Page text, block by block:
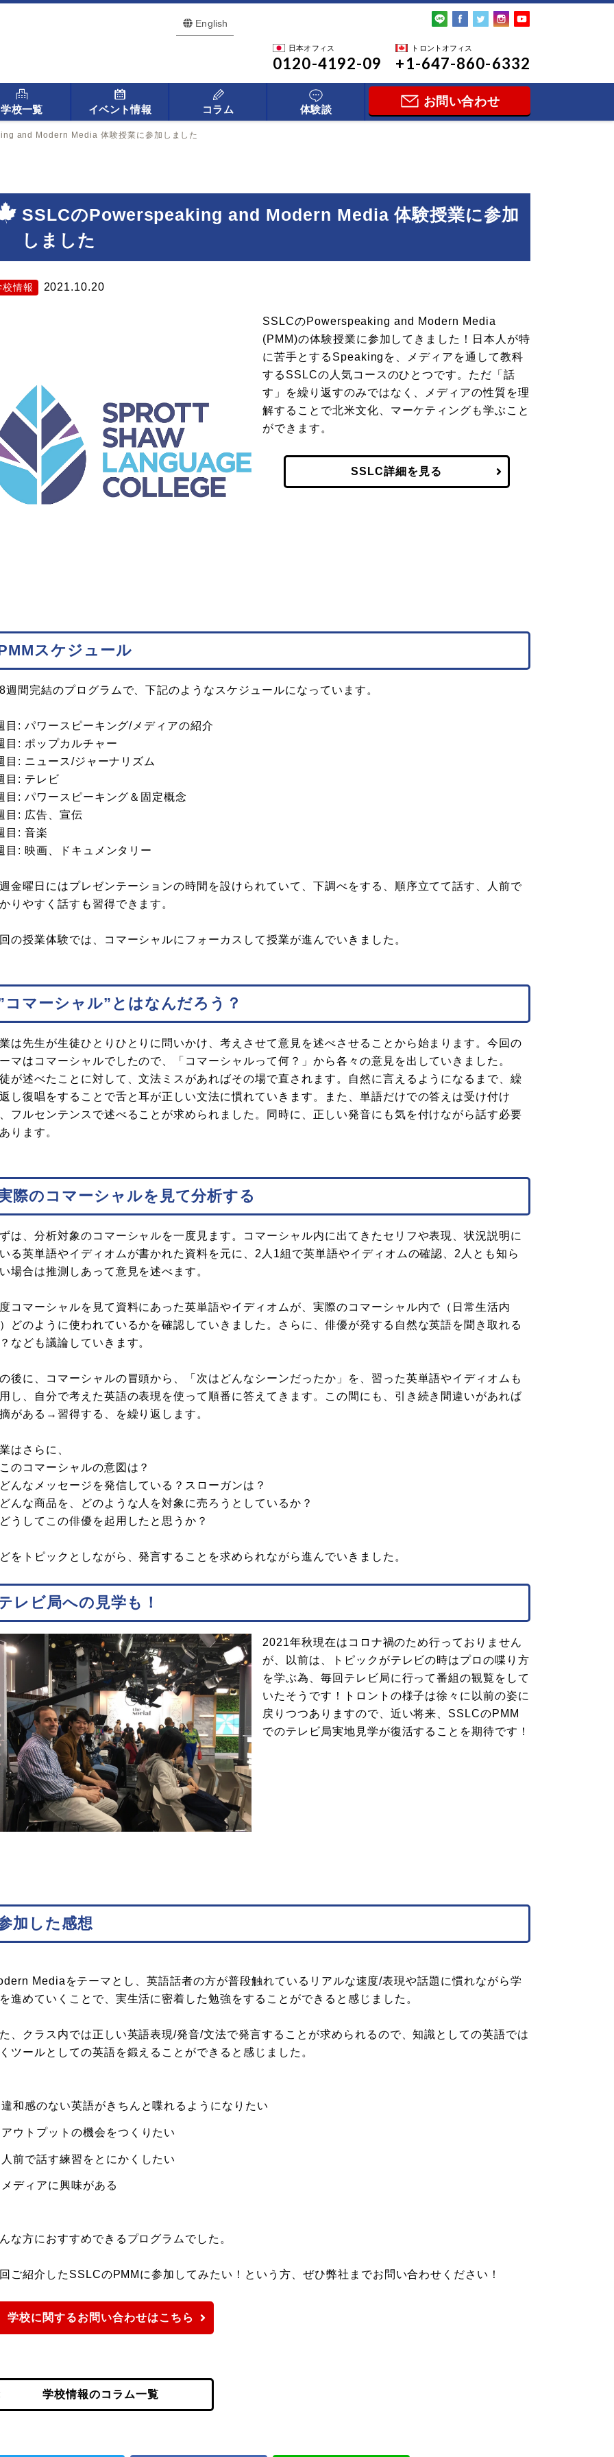
English
日本オフィス
0120-4192-09
トロントオフィス
+1-647-860-6332
学校一覧 イベント情報 コラム 体験談
お問い合わせ
and Modern Media 体験授業に参加しました
SSLCのPowerspeaking and Modern Media 体験授業に参加
しました
校情報 2021.10.20
SSLCのPowerspeaking and Modern Media
(PMM)の体験授業に参加してきました！日本人が特
に苦手とするSpeakingを、メディアを通して教科
するSSLCの人気コースのひとつです。ただ「話
す」を繰り返すのみではなく、メディアの性質を理
解することで北米文化、マーケティングも学ぶこと
ができます。
SSLC詳細を見る
スケジュール
週間完結のプログラムで、下記のようなスケジュールになっています。
目: パワースピーキング/メディアの紹介
目: ポップカルチャー
目: ニュース/ジャーナリズム
目: テレビ
目: パワースピーキング＆固定概念
目: 広告、宣伝
目: 音楽
目: 映画、ドキュメンタリー
金曜日にはプレゼンテーションの時間を設けられていて、下調べをする、順序立てて話す、人前で
りやすく話すも習得できます。
の授業体験では、コマーシャルにフォーカスして授業が進んでいきました。
コマーシャル”とはなんだろう？
は先生が生徒ひとりひとりに問いかけ、考えさせて意見を述べさせることから始まります。今回の
マはコマーシャルでしたので、「コマーシャルって何？」から各々の意見を出していきました。
が述べたことに対して、文法ミスがあればその場で直されます。自然に言えるようになるまで、繰
し復唱をすることで舌と耳が正しい文法に慣れていきます。また、単語だけでの答えは受け付け
フルセンテンスで述べることが求められました。同時に、正しい発音にも気を付けながら話す必要
ります。
際のコマーシャルを見て分析する
は、分析対象のコマーシャルを一度見ます。コマーシャル内に出てきたセリフや表現、状況説明に
る英単語やイディオムが書かれた資料を元に、2人1組で英単語やイディオムの確認、2人とも知ら
場合は推測しあって意見を述べます。
コマーシャルを見て資料にあった英単語やイディオムが、実際のコマーシャル内で（日常生活内
どのように使われているかを確認していきました。さらに、俳優が発する自然な英語を聞き取れる
なども議論していきます。
後に、コマーシャルの冒頭から、「次はどんなシーンだったか」を、習った英単語やイディオムも
し、自分で考えた英語の表現を使って順番に答えてきます。この間にも、引き続き間違いがあれば
がある→習得する、を繰り返します。
はさらに、
のコマーシャルの意図は？
んなメッセージを発信している？スローガンは？
んな商品を、どのような人を対象に売ろうとしているか？
うしてこの俳優を起用したと思うか？
をトピックとしながら、発言することを求められながら進んでいきました。
レビ局への見学も！
2021年秋現在はコロナ禍のため行っておりません
が、以前は、トピックがテレビの時はプロの喋り方
を学ぶ為、毎回テレビ局に行って番組の観覧をして
いたそうです！トロントの様子は徐々に以前の姿に
戻りつつありますので、近い将来、SSLCのPMM
でのテレビ局実地見学が復活することを期待です！
加した感想
Mediaをテーマとし、英語話者の方が普段触れているリアルな速度/表現や話題に慣れながら学
進めていくことで、実生活に密着した勉強をすることができると感じました。
、クラス内では正しい英語表現/発音/文法で発言することが求められるので、知識としての英語では
ツールとしての英語を鍛えることができると感じました。
違和感のない英語がきちんと喋れるようになりたい
アウトプットの機会をつくりたい
人前で話す練習をとにかくしたい
メディアに興味がある
な方におすすめできるプログラムでした。
ご紹介したSSLCのPMMに参加してみたい！という方、ぜひ弊社までお問い合わせください！
学校に関するお問い合わせはこちら
学校情報のコラム一覧